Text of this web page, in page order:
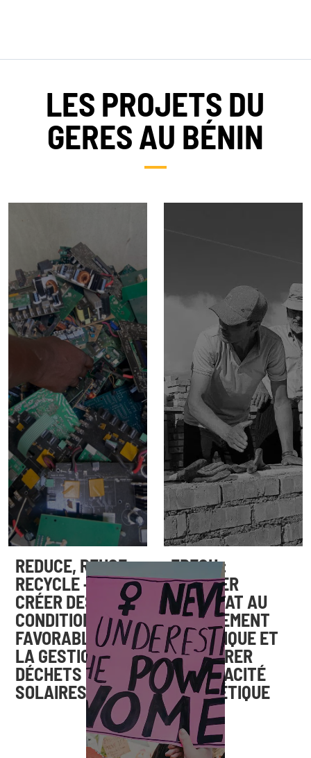
RECRUTEMENT
NEWSLETTER
FAIRE UN DON
LES PROJETS DU
GERES AU BÉNIN
REDUCE, REUSE,
RECYCLE –
CRÉER DES
CONDITIONS
FAVORABLES À
LA GESTION DES
DÉCHETS
SOLAIRES
FRESH :
ADAPTER
L’HABITAT AU
CHANGEMENT
CLIMATIQUE ET
AMÉLIORER
L’EFFICACITÉ
ÉNERGÉTIQUE